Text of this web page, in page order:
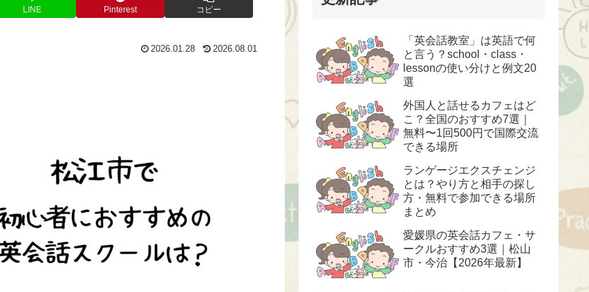
LINE Pinterest コピー
2026.01.28 2026.08.01
「英会話教室」は英語で何
と言う？school・class・
lessonの使い分けと例文20
選
外国人と話せるカフェはど
こ？全国のおすすめ7選｜
無料〜1回500円で国際交流
できる場所
ランゲージエクスチェンジ
とは？やり方と相手の探し
方・無料で参加できる場所
まとめ
愛媛県の英会話カフェ・サ
ークルおすすめ3選｜松山
市・今治【2026年最新】